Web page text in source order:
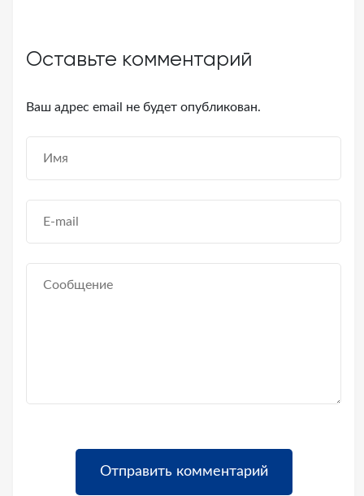
Оставьте комментарий
Ваш адрес email не будет опубликован.